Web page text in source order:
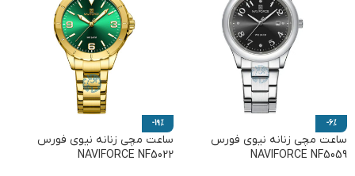
-6%
ساعت مچی زنانه نیوی فورس
NAVIFORCE NF5059
-19%
ساعت مچی زنانه نیوی فورس
NAVIFORCE NF5022